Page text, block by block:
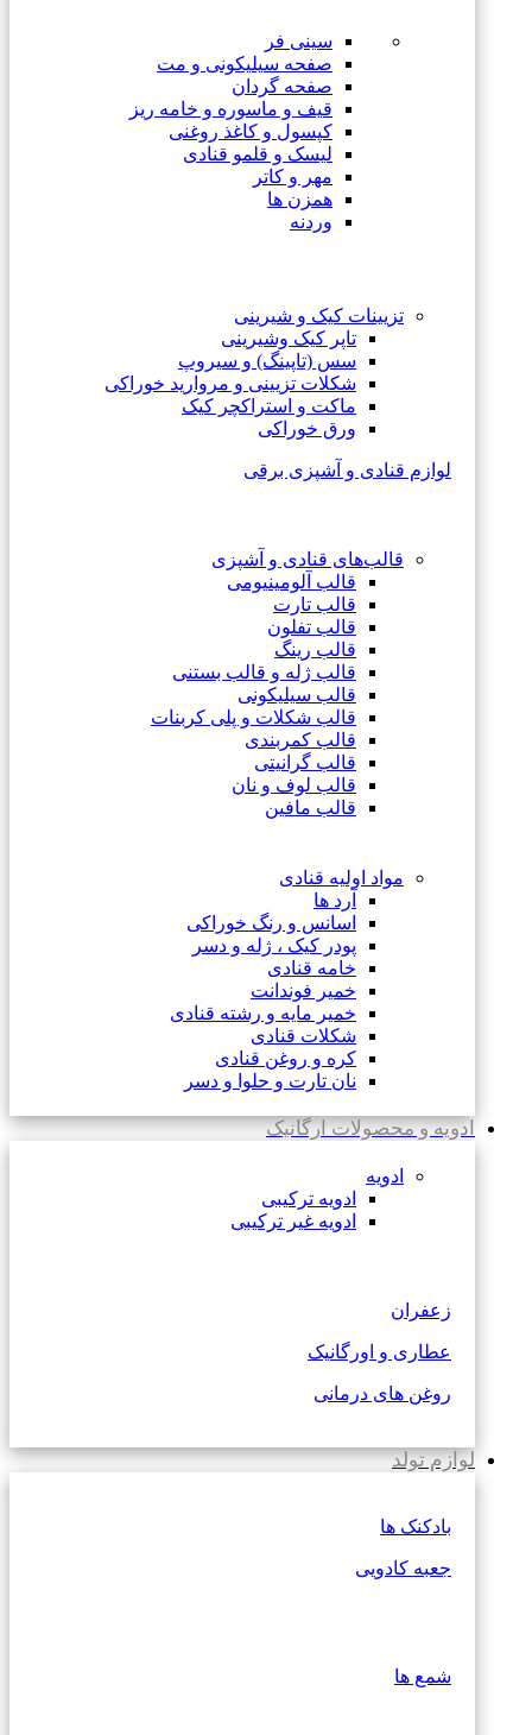
سینی فر
صفحه سیلیکونی و مت
صفحه گردان
قیف و ماسوره و خامه ریز
کپسول و کاغذ روغنی
لیسک و قلمو قنادی
مهر و کاتر
همزن ها
وردنه
تزیینات کیک و شیرینی
تاپر کیک وشیرینی
سس (تاپینگ) و سیروپ
شکلات تزیینی و مروارید خوراکی
ماکت و استراکچر کیک
ورق خوراکی
لوازم قنادی و آشپزی برقی
قالب‌های قنادی و آشپزی
قالب آلومینیومی
قالب تارت
قالب تفلون
قالب رینگ
قالب ژله و قالب بستنی
قالب سیلیکونی
قالب شکلات و پلی کربنات
قالب کمربندی
قالب گرانیتی
قالب لوف و نان
قالب مافین
مواد اولیه قنادی
آرد ها
اسانس و رنگ خوراکی
پودر کیک ، ژله و دسر
خامه قنادی
خمیر فوندانت
خمیر مایه و رشته قنادی
شکلات قنادی
کره و روغن قنادی
نان تارت و حلوا و دسر
ادویه و محصولات ارگانیک
ادویه
ادویه ترکیبی
ادویه غیر ترکیبی
زعفران
عطاری و اورگانیک
روغن های درمانی
لوازم تولد
بادکنک ها
جعبه کادویی
شمع ها